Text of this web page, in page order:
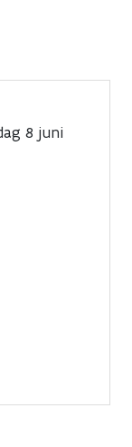
8 juni